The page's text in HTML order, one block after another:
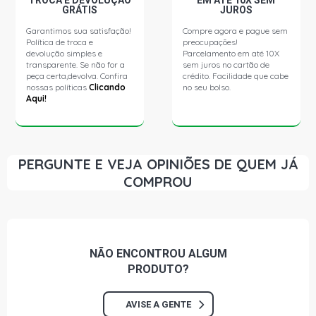
(2005 - 2013)
FIESTA SEDAN PERSONNALITE SEDAN 1.0 8V ZETEC
ROCAM GASOLINA (2002 - 2008)
KA BLACK HATCH 1.0 8V ZETEC ROCAM GASOLINA
KA STD HATCH 1.0 8V ENDURA GASOLINA (1996 - 2000)
KA TECNO HATCH 1.0 8V ZETEC ROCAM FLEX (2008 -
KA GL HATCH 1.0 8V ZETEC ROCAM GASOLINA (2000 -
GRÁTIS
Garantimos sua satisfação!
Política de troca e
devolução simples e
transparente. Se não for a
peça certa,devolva. Confira
nossas políticasClicando
Aqui!
JUROS
Compre agora e pague sem
preocupações!
Parcelamento em até 10X
sem juros no cartão de
crédito. Facilidade que cabe
no seu bolso.
PERGUNTE E VEJA OPINIÕES DE QUEM JÁ
COMPROU
NÃO ENCONTROU ALGUM
PRODUTO?
AVISE A GENTE